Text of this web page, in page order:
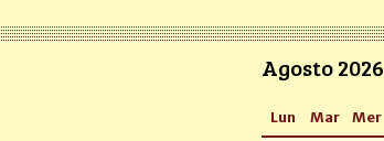
Agosto 2026
Lun Mar Mer